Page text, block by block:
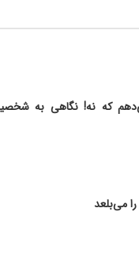
که نه! نگاهی به
می‌بلعد